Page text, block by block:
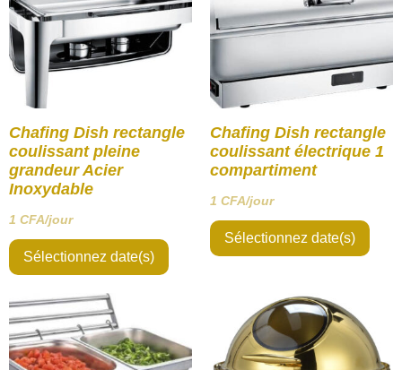
Chafing Dish rectangle
coulissant pleine
grandeur Acier
Inoxydable
1 CFA/jour
Sélectionnez date(s)
Chafing Dish rectangle
coulissant électrique 1
compartiment
1 CFA/jour
Sélectionnez date(s)